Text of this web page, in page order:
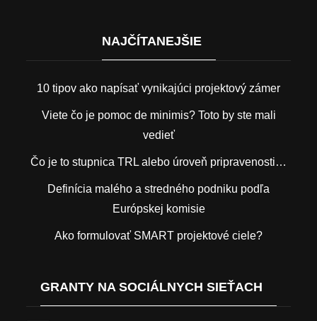
NAJČÍTANEJŠIE
10 tipov ako napísať vynikajúci projektový zámer
Viete čo je pomoc de minimis? Toto by ste mali
vedieť
Čo je to stupnica TRL alebo úroveň pripravenosti…
Definícia malého a stredného podniku podľa
Európskej komisie
Ako formulovať SMART projektové ciele?
GRANTY NA SOCIÁLNYCH SIEŤACH